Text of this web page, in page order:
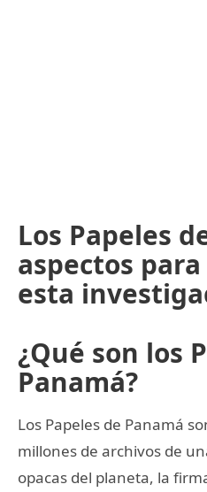
Los Papeles
aspectos
esta
¿Qué son los
Panamá?
Los Papeles de Panamá
millones de archivos de
opacas del planeta, la